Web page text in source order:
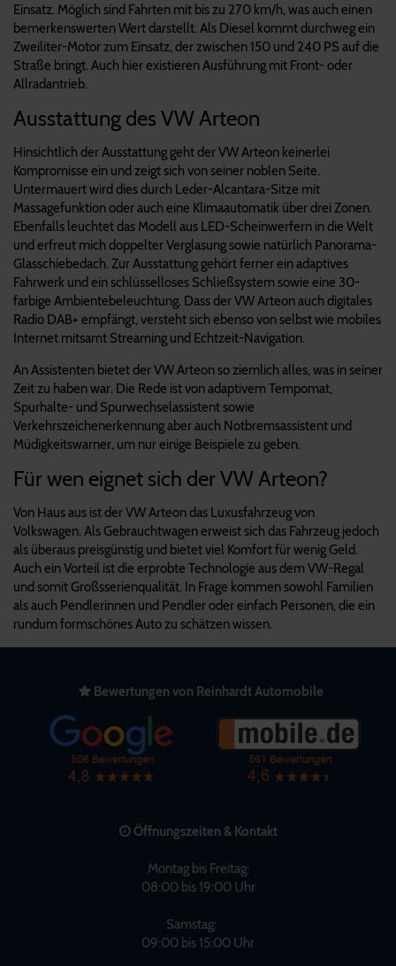
Einsatz. Möglich sind Fahrten mit bis zu 270 km/h, was auch einen
bemerkenswerten Wert darstellt. Als Diesel kommt durchweg ein
Zweiliter-Motor zum Einsatz, der zwischen 150 und 240 PS auf die
Straße bringt. Auch hier existieren Ausführung mit Front- oder
Allradantrieb.
Ausstattung des VW Arteon
Hinsichtlich der Ausstattung geht der VW Arteon keinerlei
Kompromisse ein und zeigt sich von seiner noblen Seite.
Untermauert wird dies durch Leder-Alcantara-Sitze mit
Massagefunktion oder auch eine Klimaautomatik über drei Zonen.
Ebenfalls leuchtet das Modell aus LED-Scheinwerfern in die Welt
und erfreut mich doppelter Verglasung sowie natürlich Panorama-
Glasschiebedach. Zur Ausstattung gehört ferner ein adaptives
Fahrwerk und ein schlüsselloses Schließsystem sowie eine 30-
farbige Ambientebeleuchtung. Dass der VW Arteon auch digitales
Radio DAB+ empfängt, versteht sich ebenso von selbst wie mobiles
Internet mitsamt Streaming und Echtzeit-Navigation.
An Assistenten bietet der VW Arteon so ziemlich alles, was in seiner
Zeit zu haben war. Die Rede ist von adaptivem Tempomat,
Spurhalte- und Spurwechselassistent sowie
Verkehrszeichenerkennung aber auch Notbremsassistent und
Müdigkeitswarner, um nur einige Beispiele zu geben.
Für wen eignet sich der VW Arteon?
Von Haus aus ist der VW Arteon das Luxusfahrzeug von
Volkswagen. Als Gebrauchtwagen erweist sich das Fahrzeug jedoch
als überaus preisgünstig und bietet viel Komfort für wenig Geld.
Auch ein Vorteil ist die erprobte Technologie aus dem VW-Regal
und somit Großsserienqualität. In Frage kommen sowohl Familien
als auch Pendlerinnen und Pendler oder einfach Personen, die ein
rundum formschönes Auto zu schätzen wissen.
Bewertungen von Reinhardt Automobile
Öffnungszeiten & Kontakt
Montag bis Freitag:
08:00 bis 19:00 Uhr
Samstag:
09:00 bis 15:00 Uhr